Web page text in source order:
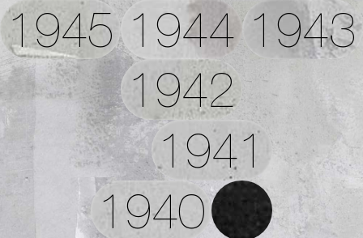
1945 1944 1943
1942
1941
1940